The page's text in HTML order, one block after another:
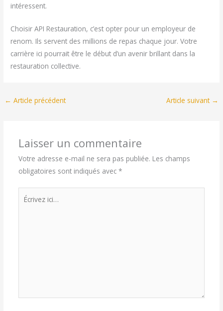
intéressent.
Choisir API Restauration, c’est opter pour un employeur de
renom. Ils servent des millions de repas chaque jour. Votre
carrière ici pourrait être le début d’un avenir brillant dans la
restauration collective.
← Article précédent Article suivant →
Laisser un commentaire
Votre adresse e-mail ne sera pas publiée. Les champs
obligatoires sont indiqués avec *
Écrivez